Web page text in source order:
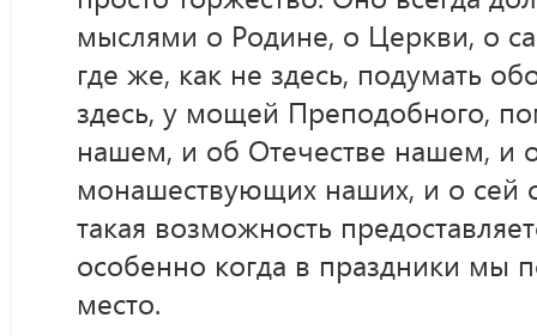
мыслями о Родине, о Церкви, о
где же, как не здесь, подумать
здесь, у мощей Преподобного,
нашем, и об Отечестве нашем, и
монашествующих наших, и о сей
такая возможность
особенно когда в праздники мы
место.